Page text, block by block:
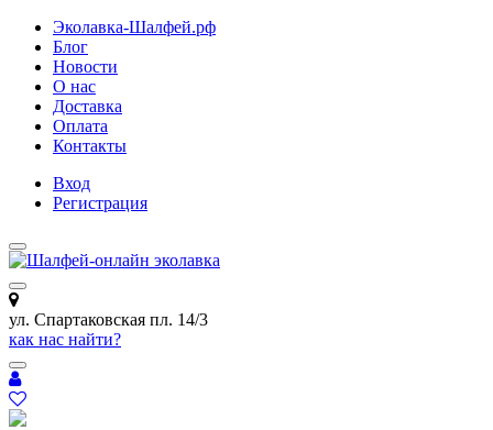
Эколавка-Шалфей.рф
Блог
Новости
О нас
Доставка
Оплата
Контакты
Вход
Регистрация
ул. Спартаковская пл. 14/3
как нас найти?